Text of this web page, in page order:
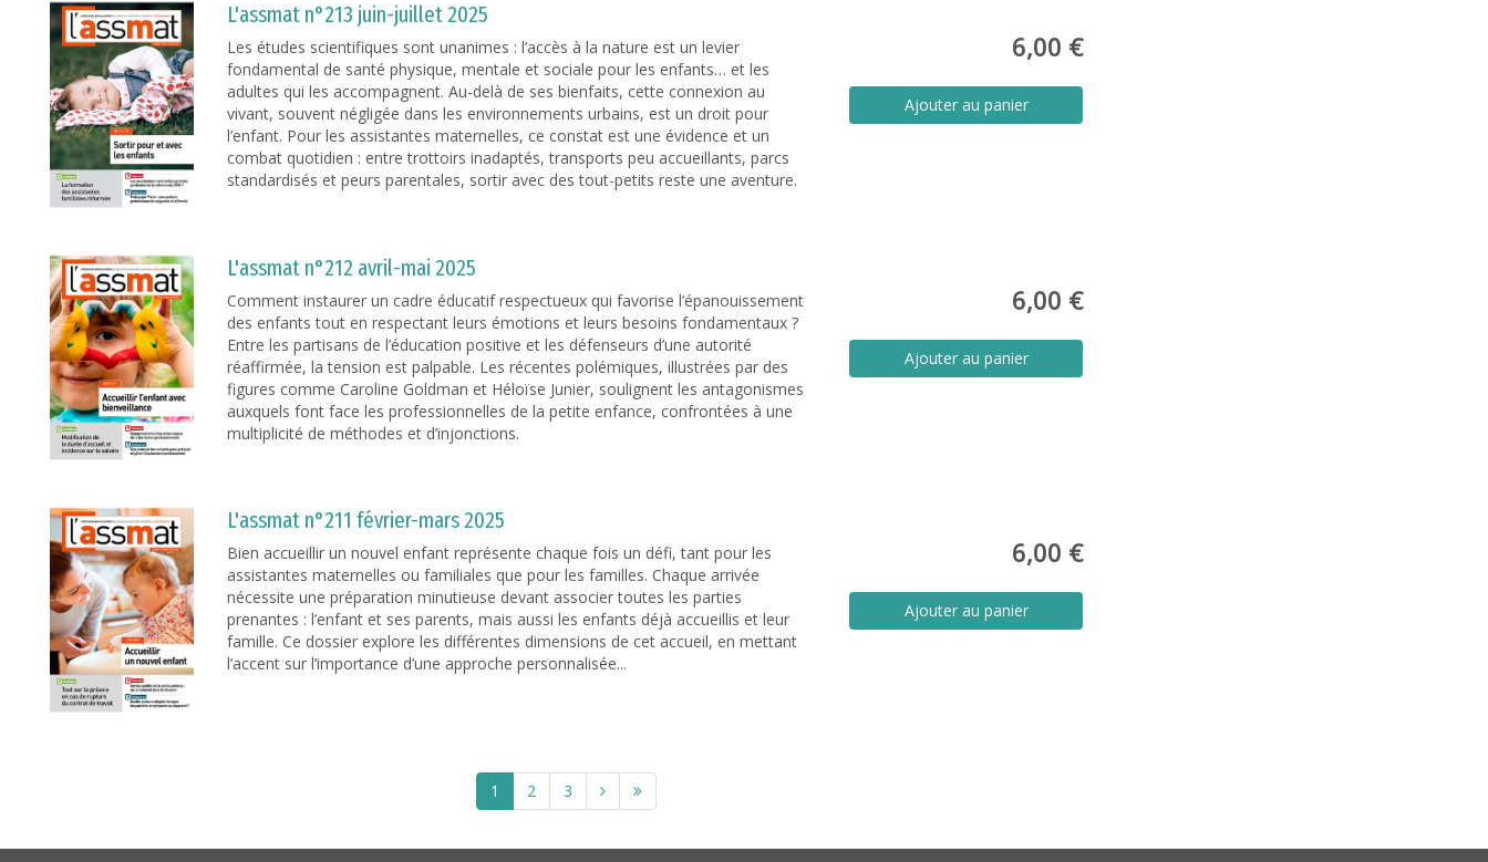
L'assmat n°213 juin-juillet 2025
Les études scientifiques sont unanimes : l’accès à la nature est un levier
fondamental de santé physique, mentale et sociale pour les enfants… et les
adultes qui les accompagnent. Au-delà de ses bienfaits, cette connexion au
vivant, souvent négligée dans les environnements urbains, est un droit pour
l’enfant. Pour les assistantes maternelles, ce constat est une évidence et un
combat quotidien : entre trottoirs inadaptés, transports peu accueillants, parcs
standardisés et peurs parentales, sortir avec des tout-petits reste une aventure.
6,00 €
Ajouter au panier
L'assmat n°212 avril-mai 2025
Comment instaurer un cadre éducatif respectueux qui favorise l’épanouissement
des enfants tout en respectant leurs émotions et leurs besoins fondamentaux ?
Entre les partisans de l’éducation positive et les défenseurs d’une autorité
réaffirmée, la tension est palpable. Les récentes polémiques, illustrées par des
figures comme Caroline Goldman et Héloïse Junier, soulignent les antagonismes
auxquels font face les professionnelles de la petite enfance, confrontées à une
multiplicité de méthodes et d’injonctions.
6,00 €
Ajouter au panier
L'assmat n°211 février-mars 2025
Bien accueillir un nouvel enfant représente chaque fois un défi, tant pour les
assistantes maternelles ou familiales que pour les familles. Chaque arrivée
nécessite une préparation minutieuse devant associer toutes les parties
prenantes : l’enfant et ses parents, mais aussi les enfants déjà accueillis et leur
famille. Ce dossier explore les différentes dimensions de cet accueil, en mettant
l’accent sur l’importance d’une approche personnalisée...
6,00 €
Ajouter au panier
1 2 3